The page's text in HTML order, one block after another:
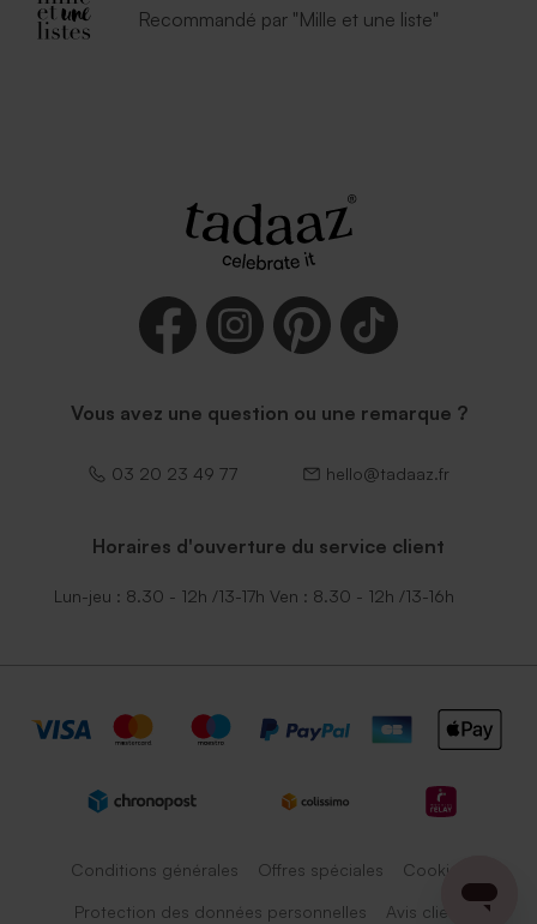
Recommandé par "Mille et une liste"
Vous avez une question ou une remarque ?
03 20 23 49 77 hello@tadaaz.fr
Horaires d'ouverture du service client
Lun-jeu : 8.30 - 12h /13-17h Ven : 8.30 - 12h /13-16h
Conditions générales Offres spéciales Cookies
Protection des données personnelles Avis client